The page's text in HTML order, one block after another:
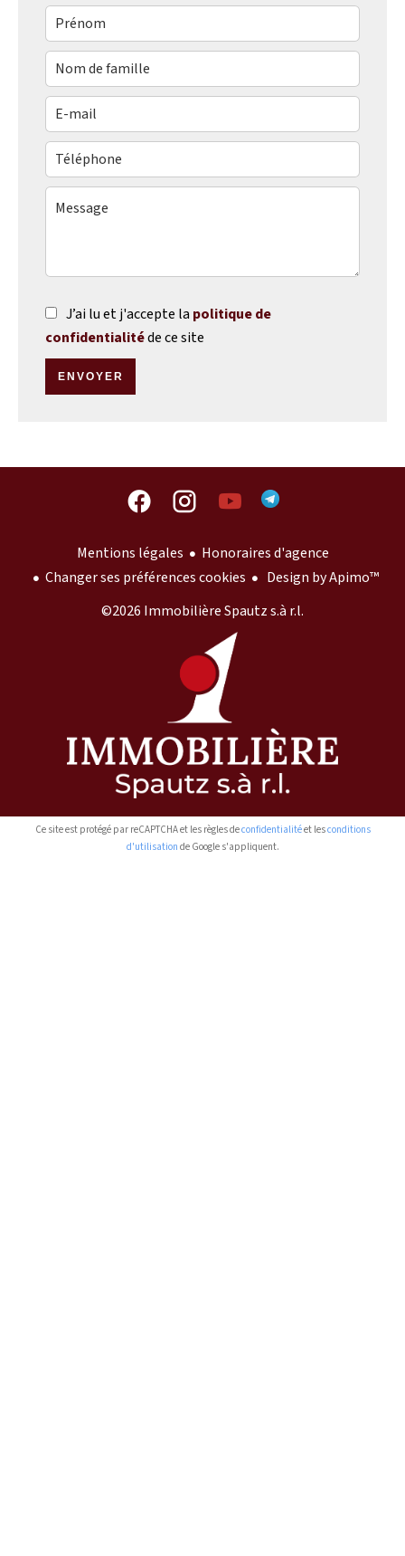
J’ai lu et j'accepte la politique de
confidentialitéde ce site
ENVOYER
Mentions légales
Honoraires d'agence
Changer ses préférences cookies
Design byApimo™
©2026 Immobilière Spautz s.à r.l.
Ce site est protégé par reCAPTCHA et les règles deconfidentialitéet lesconditions
d'utilisation de Google s'appliquent.